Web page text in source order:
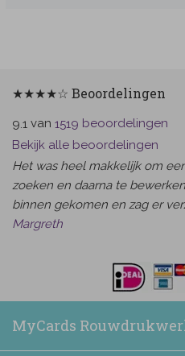
★★★★☆ Beoordelingen
9.1 van 1519 beoordelingen
Bekijk alle beoordelingen
Het was heel makkelijk om
zoeken en daarna te
binnen gekomen en zag er
Margreth
MyCards